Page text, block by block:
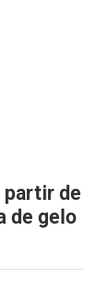
partir de
de gelo